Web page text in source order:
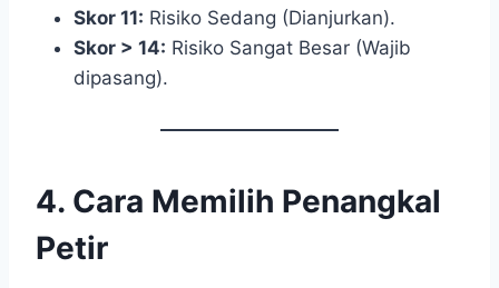
Skor 11: Risiko Sedang (Dianjurkan).
Skor > 14: Risiko Sangat Besar (Wajib
dipasang).
4. Cara Memilih Penangkal
Petir